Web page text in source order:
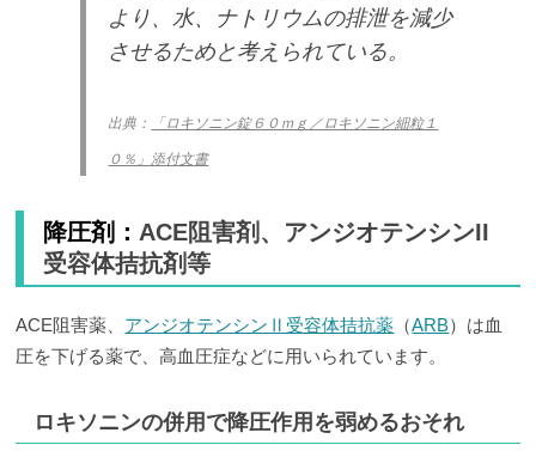
より、水、ナトリウムの排泄を減少
させるためと考えられている。
出典： 「ロキソニン錠６０ｍｇ／ロキソニン細粒１
０％」添付文書
降圧剤： ACE阻害剤、アンジオテンシンII
受容体拮抗剤等
ACE阻害薬、 アンジオテンシンⅡ受容体拮抗薬 （ARB）は血
圧を下げる薬で、高血圧症などに用いられています。
ロキソニンの併用で降圧作用を弱めるおそれ